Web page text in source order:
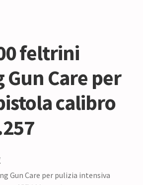
feltrini
Gun Care per
calibro
Il
prezzo
Gun Care per pulizia intensiva